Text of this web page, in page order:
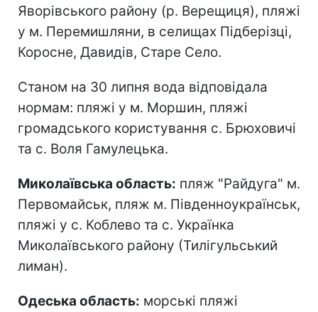
Яворівського району (р. Верещиця), пляжі
у м. Перемишляни, в селищах Підберізці,
Коросне, Давидів, Старе Село.
Станом на 30 липня вода відповідала
нормам: пляжі у м. Моршин, пляжі
громадського користування с. Брюховичі
та с. Воля Гамулецька.
Миколаївська область: пляж "Райдуга" м.
Первомайськ, пляж м. Південноукраїнськ,
пляжі у с. Коблево та с. Українка
Миколаївського району (Тилігульський
лиман).
Одеська область: морські пляжі